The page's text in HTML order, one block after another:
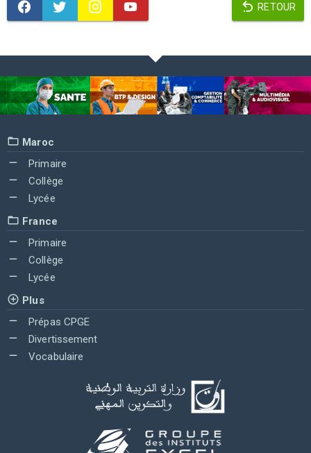
RETOUR
Maroc
Primaire
Collège
Lycée
France
Primaire
Collège
Lycée
Plus
Prépas CPGE
Divertissement
Vocabulaire